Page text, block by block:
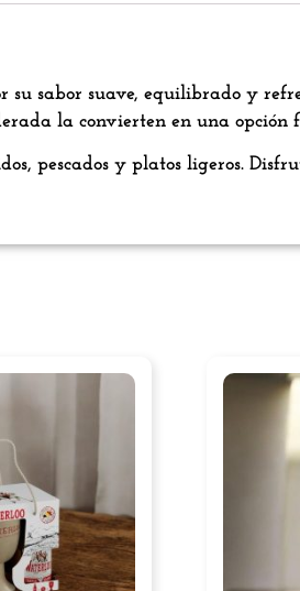
sabor suave, equilibrado y
la convierten en una opción
pescados y platos ligeros.